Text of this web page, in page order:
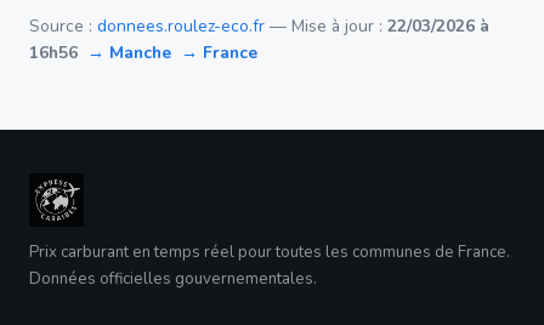
Source : donnees.roulez-eco.fr — Mise à jour : 22/03/2026 à
16h56 → Manche → France
Prix carburant en temps réel pour toutes les communes de France.
Données officielles gouvernementales.